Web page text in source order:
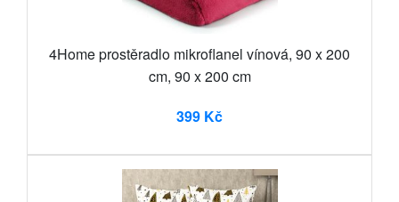
4Home prostěradlo mikroflanel vínová, 90 x 200
cm, 90 x 200 cm
399 Kč